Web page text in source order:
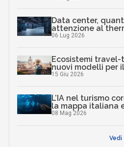
Data center,
attenzione al
06 Lug 2026
Ecosistemi travel-
nuovi modelli per
15 Giu 2026
L’IA nel turismo
la mappa italiana
08 Mag 2026